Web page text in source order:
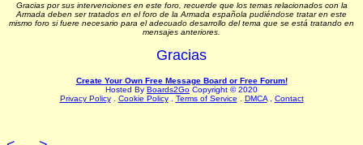
Gracias por sus intervenciones en este foro, recuerde que los temas relacionados con la
Armada deben ser tratados en el foro de la Armada española pudiéndose tratar en este
mismo foro si fuere necesario para el adecuado desarrollo del tema que se está tratando en
mensajes anteriores.
Gracias
Create Your Own Free Message Board or Free Forum!
Hosted By Boards2Go Copyright © 2020
Privacy Policy. Cookie Policy. Terms of Service DMCA. Contact